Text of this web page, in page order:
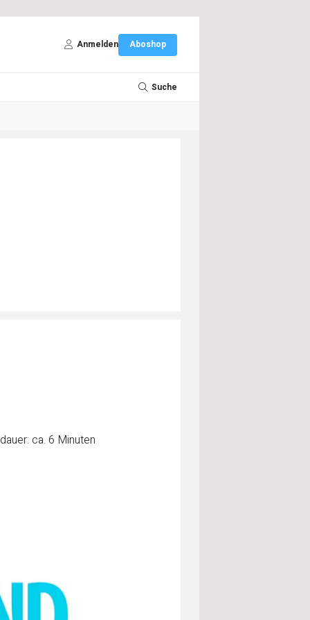
Anmelden Aboshop
Suche
ca. 6 Minuten